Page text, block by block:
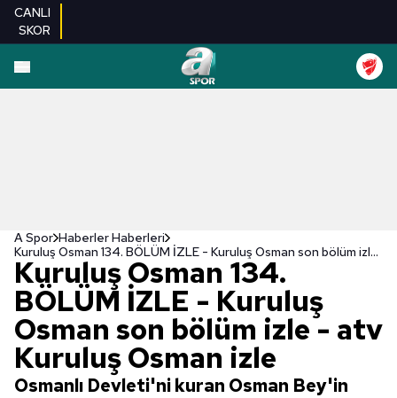
CANLI
SKOR
A Spor Haberler Haberleri
Kuruluş Osman 134. BÖLÜM İZLE - Kuruluş Osman son bölüm izle - atv Kuruluş Osman izle
Kuruluş Osman 134.
BÖLÜM İZLE - Kuruluş
Osman son bölüm izle - atv
Kuruluş Osman izle
Osmanlı Devleti'ni kuran Osman Bey'in